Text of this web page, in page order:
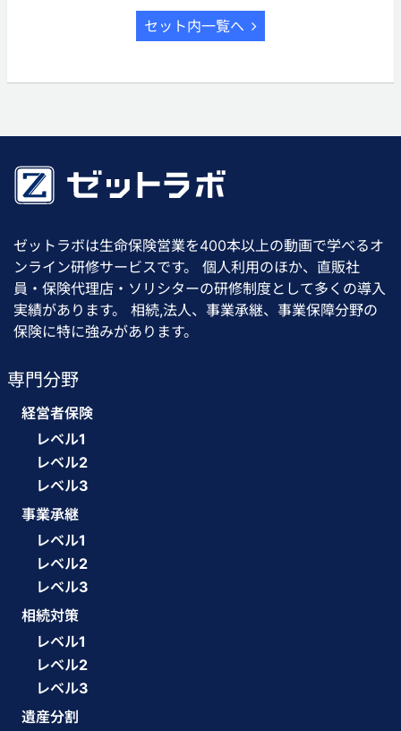
セット内一覧へ
ゼットラボは生命保険営業を400本以上の動画で学べるオ
ンライン研修サービスです。 個人利用のほか、直販社
員・保険代理店・ソリシターの研修制度として多くの導入
実績があります。 相続,法人、事業承継、事業保障分野の
保険に特に強みがあります。
専門分野
経営者保険
レベル1
レベル2
レベル3
事業承継
レベル1
レベル2
レベル3
相続対策
レベル1
レベル2
レベル3
遺産分割